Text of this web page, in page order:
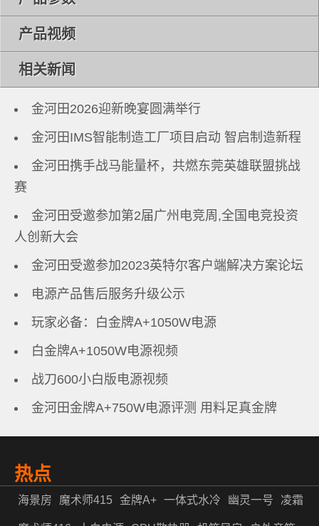
产品视频
相关新闻
金河田2026迎新晚宴圆满举行
金河田IMS智能制造工厂项目启动 智启制造新程
金河田携手战马能量杯，共燃东莞英雄联盟挑战
赛
金河田受邀参加第2届广州电竞周,全国电竞投资
人创新大会
金河田受邀参加2023英特尔客户端解决方案论坛
电源产品售后服务升级公示
玩家必备：白金牌A+1050W电源
白金牌A+1050W电源视频
战刀600小白版电源视频
金河田金牌A+750W电源评测 用料足真金牌
热点
海景房 魔术师415 金牌A+ 一体式水冷 幽灵一号 凌霜